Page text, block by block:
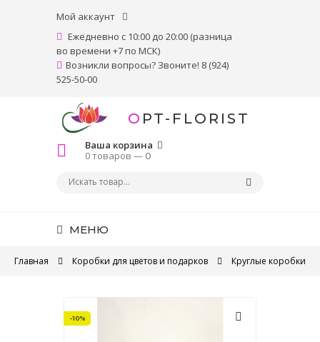
Мой аккаунт
Ежедневно с 10:00 до 20:00 (разница
во времени +7 по МСК)
Возникли вопросы? Звоните! 8 (924)
525-50-00
OPT-FLORIST
Ваша корзина
0 товаров —0
МЕНЮ
Главная Коробки для цветов и подарков Круглые коробки
-10%